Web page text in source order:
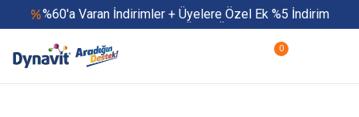
%60'a Varan İndirimler + Üyelere Özel Ek %5 İndirim
Yaz Boyu 500 TL ve Üzeri Ücretsiz Kargo
Yaza Özel Fırsatlar Başladı
0